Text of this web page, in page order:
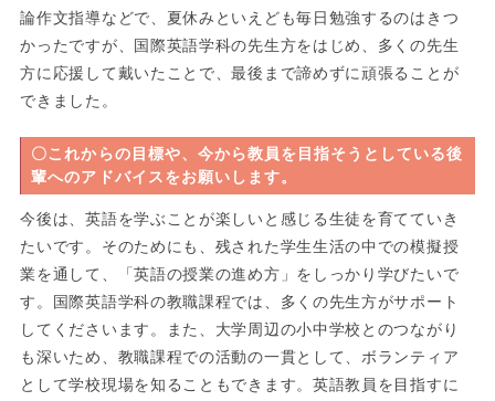
論作文指導などで、夏休みといえども毎日勉強するのはきつ
かったですが、国際英語学科の先生方をはじめ、多くの先生
方に応援して戴いたことで、最後まで諦めずに頑張ることが
できました。
〇これからの目標や、今から教員を目指そうとしている後
輩へのアドバイスをお願いします。
今後は、英語を学ぶことが楽しいと感じる生徒を育てていき
たいです。そのためにも、残された学生生活の中での模擬授
業を通して、「英語の授業の進め方」をしっかり学びたいで
す。国際英語学科の教職課程では、多くの先生方がサポート
してくださいます。また、大学周辺の小中学校とのつながり
も深いため、教職課程での活動の一貫として、ボランティア
として学校現場を知ることもできます。英語教員を目指すに